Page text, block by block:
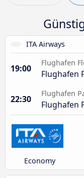
ITA Airways
19:00
Flughafen
Flughafen
22:30
Flughafen
Flughafen
Economy